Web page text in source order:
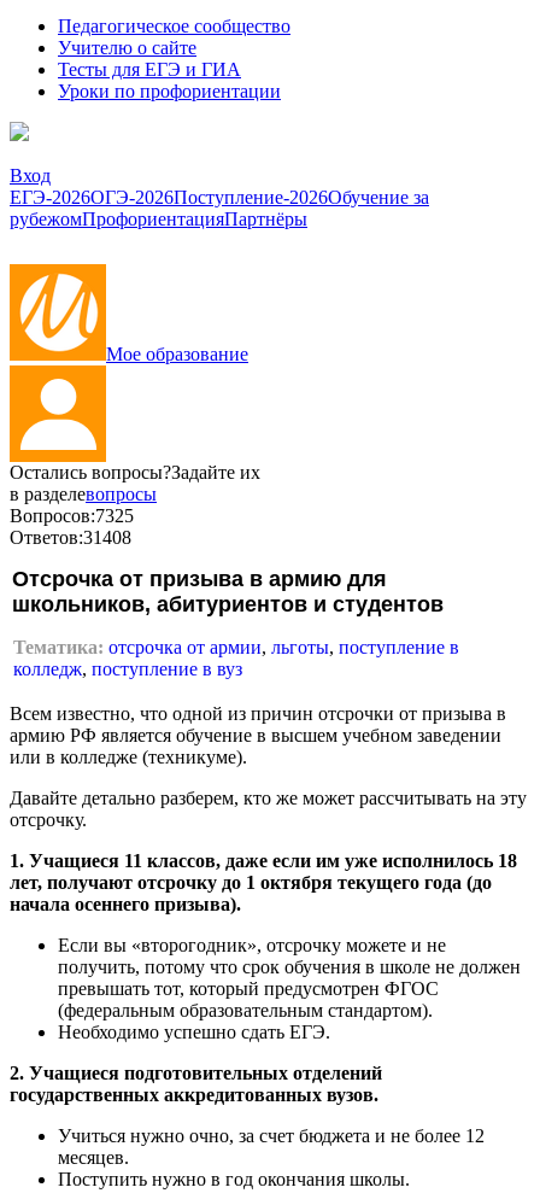
Педагогическое сообщество
Учителю о сайте
Тесты для ЕГЭ и ГИА
Уроки по профориентации
Вход
ЕГЭ-2026ОГЭ-2026Поступление-2026Обучение за
рубежомПрофориентацияПартнёры
Мое образование
Остались вопросы?Задайте их
в разделевопросы
Вопросов:7325
Ответов:31408
Отсрочка от призыва в армию для
школьников, абитуриентов и студентов
Тематика: отсрочка от армии, льготы, поступление в
колледж, поступление в вуз
Всем известно, что одной из причин отсрочки от призыва в
армию РФ является обучение в высшем учебном заведении
или в колледже (техникуме).
Давайте детально разберем, кто же может рассчитывать на эту
отсрочку.
1. Учащиеся 11 классов, даже если им уже исполнилось 18
лет, получают отсрочку до 1 октября текущего года (до
начала осеннего призыва).
Если вы «второгодник», отсрочку можете и не
получить, потому что срок обучения в школе не должен
превышать тот, который предусмотрен ФГОС
(федеральным образовательным стандартом).
Необходимо успешно сдать ЕГЭ.
2. Учащиеся подготовительных отделений
государственных аккредитованных вузов.
Учиться нужно очно, за счет бюджета и не более 12
месяцев.
Поступить нужно в год окончания школы.